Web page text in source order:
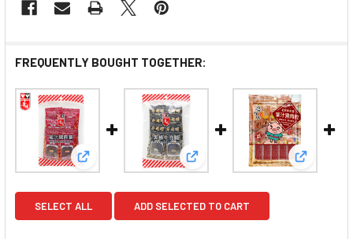
FREQUENTLY BOUGHT TOGETHER:
View: WAHYUEN - Pork Jerky Honey Flavor | 華園
View: WAHYUEN - Black
View:
SELECT ALL ADD SELECTED TO CART